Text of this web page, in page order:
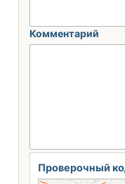
Комментарий
Проверочный